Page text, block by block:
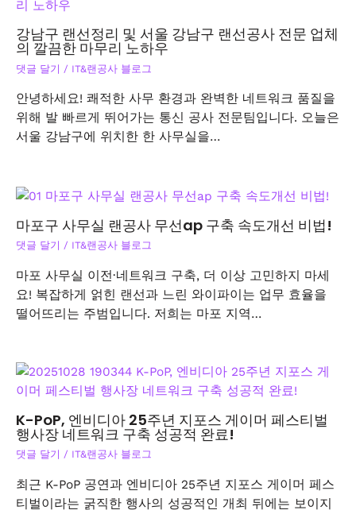
강남구 랜선정리 및 서울 강남구 랜선공사 전문 업체
의 깔끔한 마무리 노하우
댓글 달기 / IT&랜공사 블로그
안녕하세요! 쾌적한 사무 환경과 완벽한 네트워크 품질을
위해 발 빠르게 뛰어가는 통신 공사 전문팀입니다. 오늘은
서울 강남구에 위치한 한 사무실을…
마포구 사무실 랜공사 무선ap 구축 속도개선 비법!
댓글 달기 / IT&랜공사 블로그
마포 사무실 이전·네트워크 구축, 더 이상 고민하지 마세
요! 복잡하게 얽힌 랜선과 느린 와이파이는 업무 효율을
떨어뜨리는 주범입니다. 저희는 마포 지역…
K-PoP, 엔비디아 25주년 지포스 게이머 페스티벌
행사장 네트워크 구축 성공적 완료!
댓글 달기 / IT&랜공사 블로그
최근 K-PoP 공연과 엔비디아 25주년 지포스 게이머 페스
티벌이라는 굵직한 행사의 성공적인 개최 뒤에는 보이지